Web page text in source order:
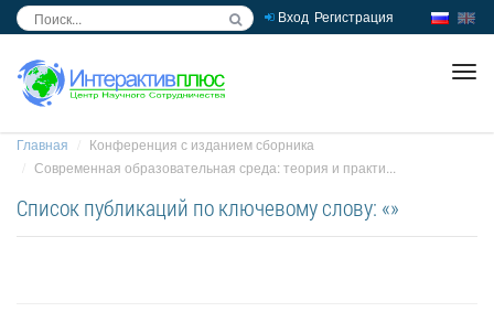
Вход Регистрация
Главная
Конференция с изданием сборника
Современная образовательная среда: теория и практи...
Список публикаций по ключевому слову: «»